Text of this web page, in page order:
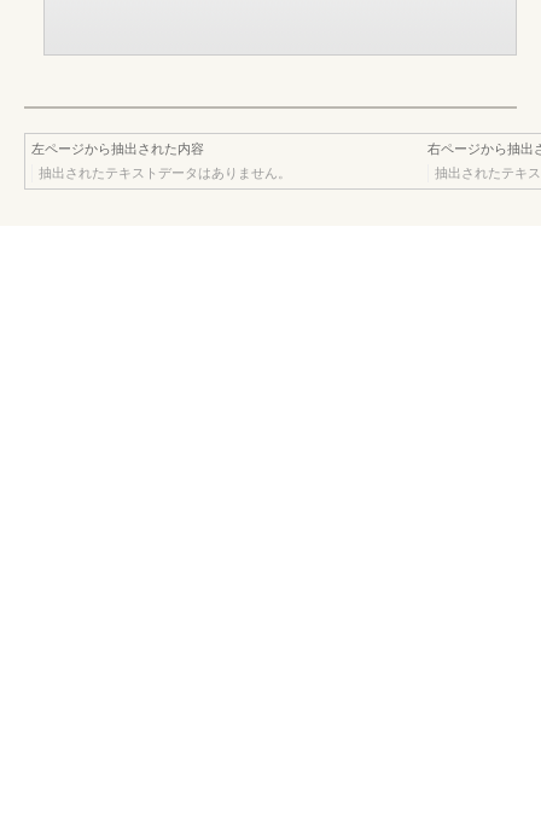
左ページから抽出された内容
抽出されたテキストデータはありません。
右ページから抽出
抽出されたテキ